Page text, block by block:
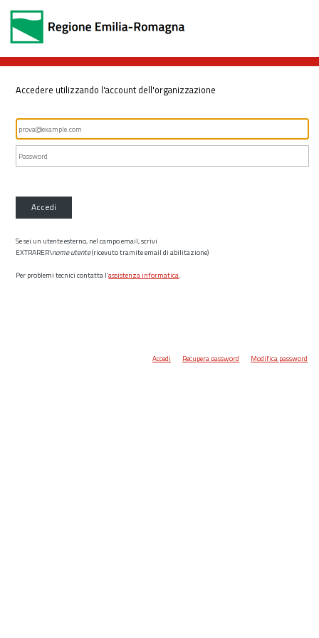
Accedere utilizzando l'account dell'organizzazione
Accedi
Se sei un utente esterno, nel campo email, scrivi
EXTRARER\nome utente(ricevuto tramite email di abilitazione)
Per problemi tecnici contatta l’assistenza informatica.
Accedi Recupera password Modifica password